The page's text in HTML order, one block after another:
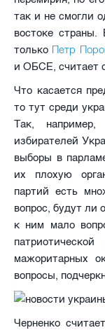
так и не смогли
востоке
только Петр
и ОБСЕ, считает
Что касается
то тут среди
Так, например,
избирателей
выборы в
их плохую
партий есть
вопрос, будут ли
к ним мало
мажоритарных
вопросы,
Черненко